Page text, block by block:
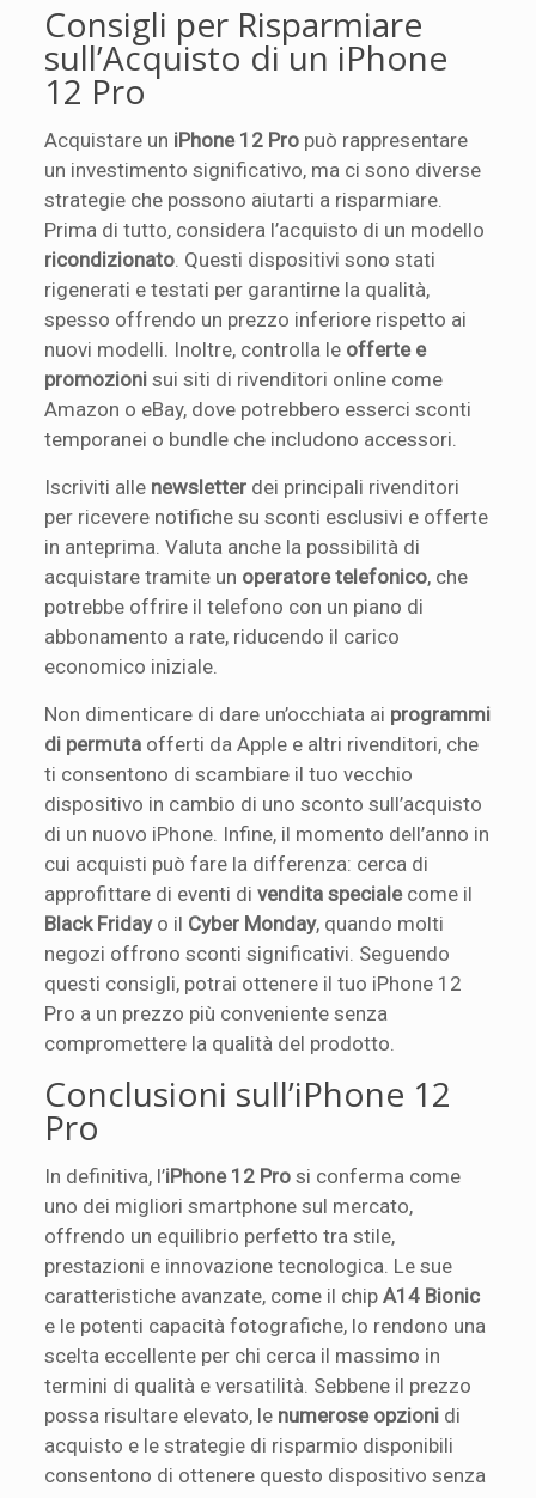
Consigli per Risparmiare
sull’Acquisto di un iPhone
12 Pro
Acquistare un iPhone 12 Pro può rappresentare
un investimento significativo, ma ci sono diverse
strategie che possono aiutarti a risparmiare.
Prima di tutto, considera l’acquisto di un modello
ricondizionato. Questi dispositivi sono stati
rigenerati e testati per garantirne la qualità,
spesso offrendo un prezzo inferiore rispetto ai
nuovi modelli. Inoltre, controlla le offerte e
promozioni sui siti di rivenditori online come
Amazon o eBay, dove potrebbero esserci sconti
temporanei o bundle che includono accessori.
Iscriviti alle newsletter dei principali rivenditori
per ricevere notifiche su sconti esclusivi e offerte
in anteprima. Valuta anche la possibilità di
acquistare tramite un operatore telefonico, che
potrebbe offrire il telefono con un piano di
abbonamento a rate, riducendo il carico
economico iniziale.
Non dimenticare di dare un’occhiata ai programmi
di permuta offerti da Apple e altri rivenditori, che
ti consentono di scambiare il tuo vecchio
dispositivo in cambio di uno sconto sull’acquisto
di un nuovo iPhone. Infine, il momento dell’anno in
cui acquisti può fare la differenza: cerca di
approfittare di eventi divendita specialecome il
Black Fridayo il Cyber Monday, quando molti
negozi offrono sconti significativi. Seguendo
questi consigli, potrai ottenere il tuo iPhone 12
Pro a un prezzo più conveniente senza
compromettere la qualità del prodotto.
Conclusioni sull’iPhone 12
Pro
In definitiva, l’iPhone 12 Pro si conferma come
uno dei migliori smartphone sul mercato,
offrendo un equilibrio perfetto tra stile,
prestazioni e innovazione tecnologica. Le sue
caratteristiche avanzate, come il chipA14 Bionic
e le potenti capacità fotografiche, lo rendono una
scelta eccellente per chi cerca il massimo in
termini di qualità e versatilità. Sebbene il prezzo
possa risultare elevato, le numerose opzioni di
acquisto e le strategie di risparmio disponibili
consentono di ottenere questo dispositivo senza